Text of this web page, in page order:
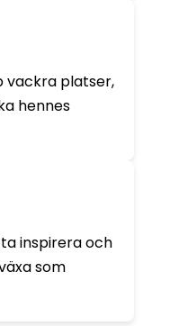
vackra platser,
hennes
inspirera och
som